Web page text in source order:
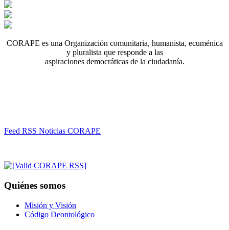
CORAPE es una Organización comunitaria, humanista, ecuménica
y pluralista que responde a las
aspiraciones democráticas de la ciudadanía.
Feed RSS Noticias CORAPE
Quiénes somos
Misión y Visión
Código Deontológico